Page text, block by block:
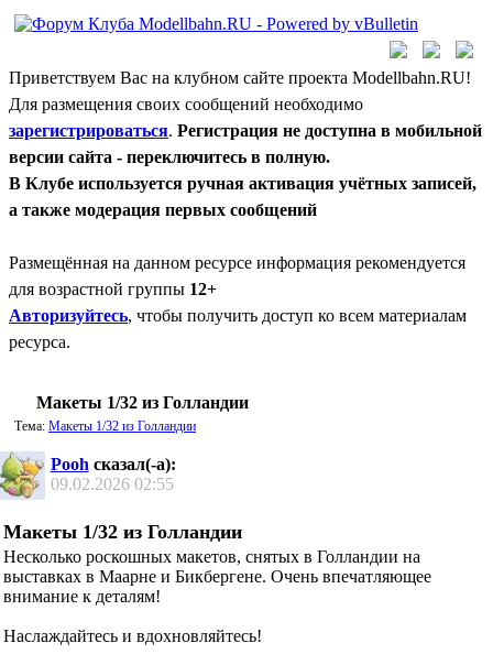
Приветствуем Вас на клубном сайте проекта Modellbahn.RU!
Для размещения своих сообщений необходимо
зарегистрироваться. Регистрация не доступна в мобильной
версии сайта - переключитесь в полную.
В Клубе используется ручная активация учётных записей,
а также модерация первых сообщений
Размещённая на данном ресурсе информация рекомендуется
для возрастной группы 12+
Авторизуйтесь, чтобы получить доступ ко всем материалам
ресурса.
Макеты 1/32 из Голландии
Тема: Макеты 1/32 из Голландии
Pooh сказал(-а):
09.02.2026 02:55
Макеты 1/32 из Голландии
Несколько роскошных макетов, снятых в Голландии на
выставках в Маарне и Бикбергене. Очень впечатляющее
внимание к деталям!
Наслаждайтесь и вдохновляйтесь!